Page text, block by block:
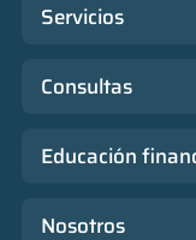
Servicios
Consultas
Educación
Nosotros